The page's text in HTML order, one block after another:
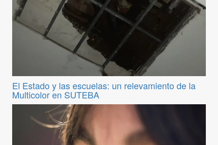
El Estado y las escuelas: un relevamiento de la
Multicolor en SUTEBA